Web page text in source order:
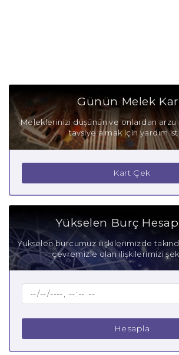
Günün Melek
Meleklerinizi düşünün ve onlardan
tavsiye almak için yardım
Kart Çek
Yükselen Burç
Yükselen burcumuz ilişkilerimizde
çevremizle olan ilişkilerimizi
Hesapla